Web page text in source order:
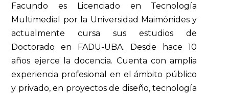
Facundo es Licenciado en Tecnología
Multimedial por la Universidad Maimónides y
actualmente cursa sus estudios de
Doctorado en FADU-UBA. Desde hace 10
años ejerce la docencia. Cuenta con amplia
experiencia profesional en el ámbito público
y privado, en proyectos de diseño, tecnología